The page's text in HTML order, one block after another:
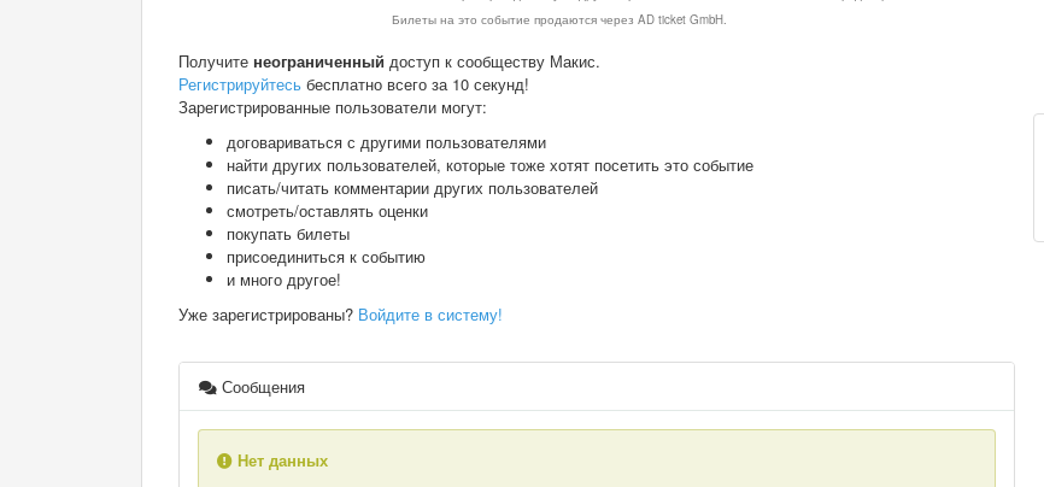
Билеты на это событие продаются через AD ticket GmbH.
Получите неограниченный доступ к сообществу Макис.
Регистрируйтесь бесплатно всего за 10 секунд!
Зарегистрированные пользователи могут:
договариваться с другими пользователями
найти других пользователей, которые тоже хотят посетить это событие
писать/читать комментарии других пользователей
смотреть/оставлять оценки
покупать билеты
присоединиться к событию
и много другое!
Уже зарегистрированы? Войдите в систему!
Сообщения
Нет данных